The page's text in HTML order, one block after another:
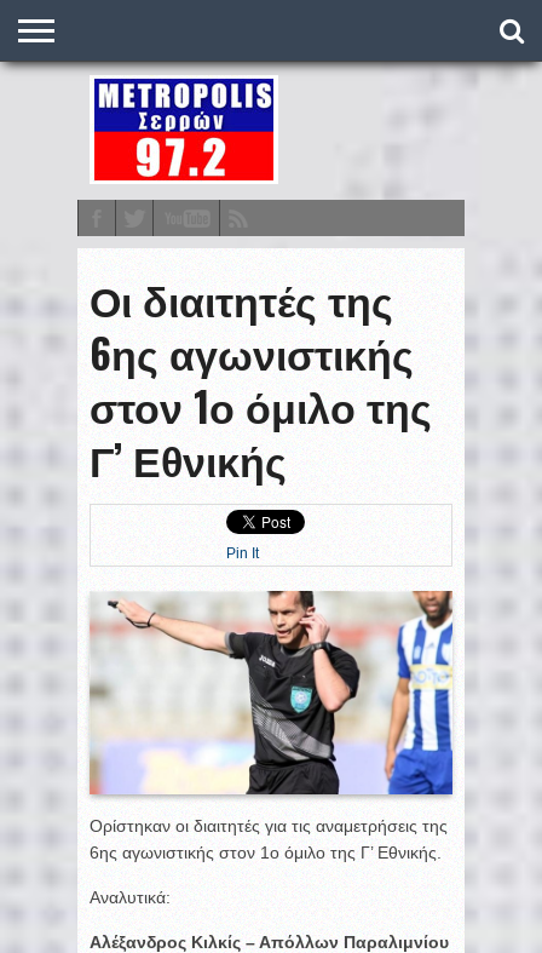
ΣΤΑΘΜΌΣ
METRONEWS
ΠΟΔΌΣΦΑΙΡΟ
ΒΑΘΜΟΛΟΓΊΕΣ
ΠΡΟΓΡΆΜΜΑΤΑ
ΣΤΟΊΧΗΜΑ
ΕΠΙΚΟΙΝΩΝΊΑ
Οι διαιτητές της
6ης αγωνιστικής
στον 1ο όμιλο της
Γ’ Εθνικής
Pin It
Ορίστηκαν οι διαιτητές για τις αναμετρήσεις της
6ης αγωνιστικής στον 1ο όμιλο της Γ’ Εθνικής.
Αναλυτικά:
Αλέξανδρος Κιλκίς – Απόλλων Παραλιμνίου